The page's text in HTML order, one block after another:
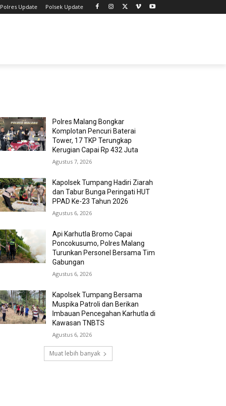
Polres Update Polsek Update
Polres Malang Bongkar
Komplotan Pencuri Baterai
Tower, 17 TKP Terungkap
Kerugian Capai Rp 432 Juta
Agustus 7, 2026
Kapolsek Tumpang Hadiri Ziarah
dan Tabur Bunga Peringati HUT
PPAD Ke-23 Tahun 2026
Agustus 6, 2026
Api Karhutla Bromo Capai
Poncokusumo, Polres Malang
Turunkan Personel Bersama Tim
Gabungan
Agustus 6, 2026
Kapolsek Tumpang Bersama
Muspika Patroli dan Berikan
Imbauan Pencegahan Karhutla di
Kawasan TNBTS
Agustus 6, 2026
Muat lebih banyak